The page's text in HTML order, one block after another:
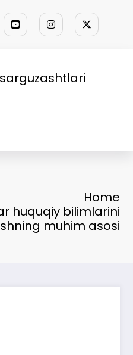
Home
huquqiy bilimlarini
muhim asosi